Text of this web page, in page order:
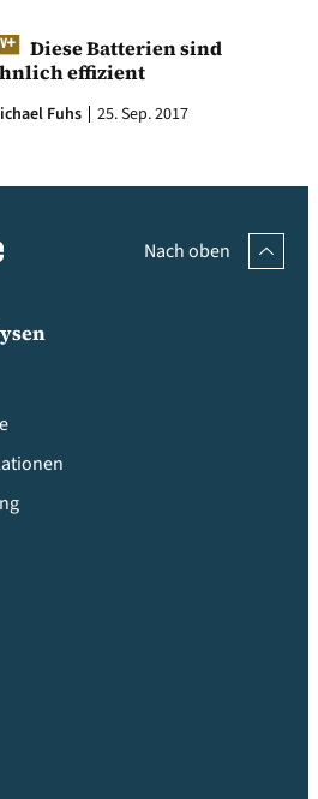
Diese Batterien sind
effizient
Fuhs 25. Sep. 2017
Nach oben